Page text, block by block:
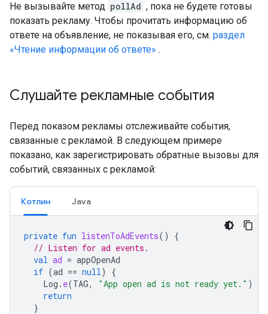
Не вызывайте метод pollAd , пока не будете готовы
показать рекламу. Чтобы прочитать информацию об
ответе на объявление, не показывая его, см. раздел
«Чтение информации об ответе» .
Слушайте рекламные события
Перед показом рекламы отслеживайте события,
связанные с рекламой. В следующем примере
показано, как зарегистрировать обратные вызовы для
событий, связанных с рекламой:
Котлин Java
private fun listenToAdEvents()
{
// Listen for ad events.
val ad = appOpenAd
if (ad == null)
{
Log . e(TAG, "App open ad is not ready yet." )
return
}